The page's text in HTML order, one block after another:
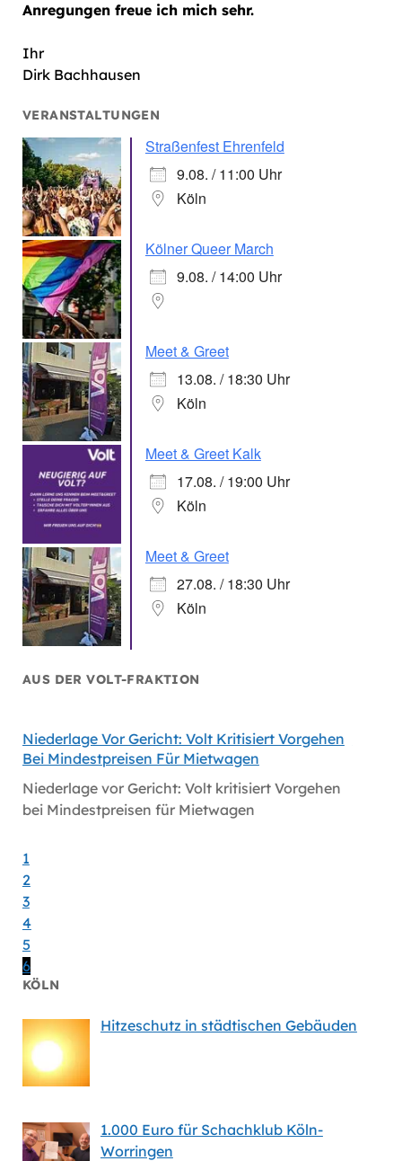
Anregungen freue ich mich sehr.
Ihr
Dirk Bachhausen
VERANSTALTUNGEN
Straßenfest Ehrenfeld
9.08. / 11:00 Uhr
Köln
Kölner Queer March
9.08. / 14:00 Uhr
Meet & Greet
13.08. / 18:30 Uhr
Köln
Meet & Greet Kalk
17.08. / 19:00 Uhr
Köln
Meet & Greet
27.08. / 18:30 Uhr
Köln
AUS DER VOLT-FRAKTION
Niederlage Vor Gericht: Volt Kritisiert Vorgehen
Bei Mindestpreisen Für Mietwagen
Niederlage vor Gericht: Volt kritisiert Vorgehen
bei Mindestpreisen für Mietwagen
1
2
3
4
5
6
KÖLN
Hitzeschutz in städtischen Gebäuden
1.000 Euro für Schachklub Köln-
Worringen